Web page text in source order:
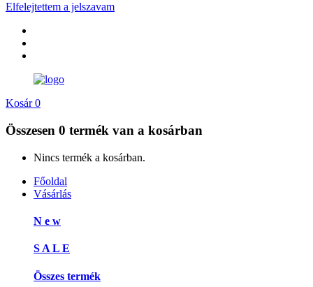
Elfelejtettem a jelszavam
Kosár 0
Összesen 0 termék van a kosárban
Nincs termék a kosárban.
Főoldal
Vásárlás
N e w
S A L E
Összes termék